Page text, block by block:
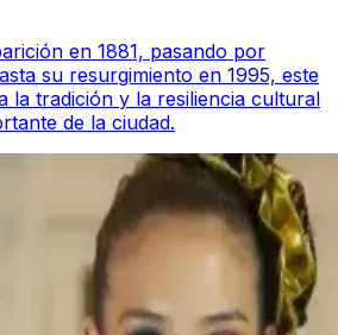
en 1881, pasando por
su resurgimiento en 1995, este
la tradición y la resiliencia cultural
de la ciudad.